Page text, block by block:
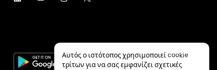
Αυτός ο ιστότοπος χρησιμοποιεί cookie
τρίτων για να σας εμφανίζει σχετικές